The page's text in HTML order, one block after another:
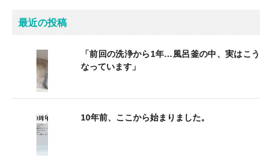
最近の投稿
「前回の洗浄から1年…風呂釜の中、実はこう
なっています」
10年前、ここから始まりました。